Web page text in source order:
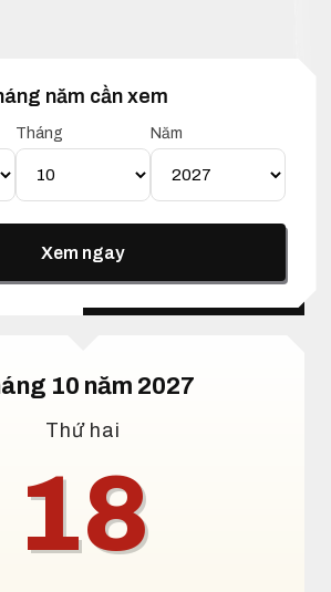
năm cần xem
Tháng Năm
Xem ngay
xấu 18 tháng 10 năm 2027
Niên 18 Tháng 10
Năm 2027
Lịch âm
10 năm 2027
Thứ hai
18